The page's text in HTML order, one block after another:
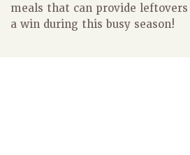
meals that can provide
a win during this busy season!